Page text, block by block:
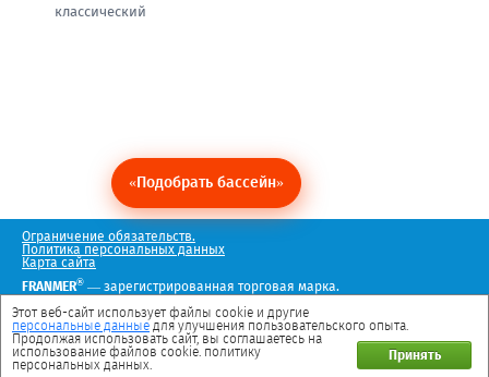
«Подобрать бассейн»
Ограничение обязательств.
Политика персональных данных
Карта сайта
FRANMER® — зарегистрированная торговая марка.
Мы в социальных сетях
Этот веб-сайт использует файлы cookie и другие
персональные данные для улучшения пользовательского опыта.
Принять
Продолжая использовать сайт, вы соглашаетесь на
использование файлов cookie. политику
персональных данных.